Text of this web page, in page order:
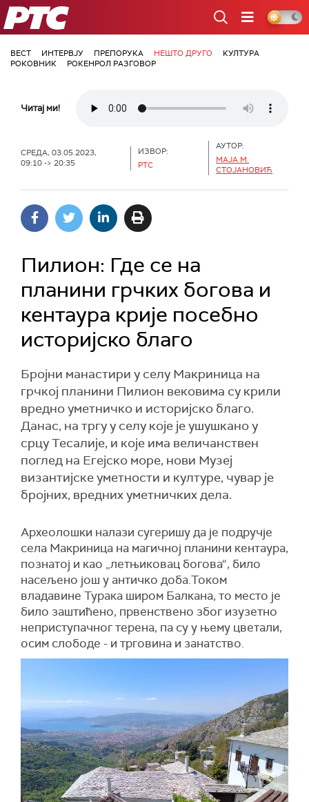
РТС
ВЕСТ ИНТЕРВЈУ ПРЕПОРУКА НЕШТО ДРУГО
КУЛТУРА
РОКОВНИК
РОКЕНРОЛ РАЗГОВОР
Читај ми!
СРЕДА, 03.05.2023,
09:10 -> 20:35
ИЗВОР:
РТС
АУТОР:
МАЈА М.
СТОЈАНОВИЋ
Пилион: Где се на
планини грчких богова и
кентаура крије посебно
историјско благо
Бројни манастири у селу Макриница на
грчкој планини Пилион вековима су крили
вредно уметничко и историјско благо.
Данас, на тргу у селу које је ушушкано у
срцу Тесалије, и које има величанствен
поглед на Егејско море, нови Музеј
византијске уметности и културе, чувар је
бројних, вредних уметничких дела.
Археолошки налази сугеришу да је подручје
села Макриница на магичној планини кентаура,
познатој и као „летњиковац богова“, било
насељено још у античко доба.Током
владавине Турака широм Балкана, то место је
било заштићено, првенствено због изузетно
неприступачног терена, па су у њему цветали,
осим слободе - и трговина и занатство.